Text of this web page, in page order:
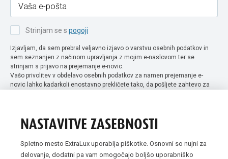
Strinjam se s pogoji
Izjavljam, da sem prebral veljavno izjavo o varstvu osebnih podatkov in
sem seznanjen z načinom upravljanja z mojim e-naslovom ter se
strinjam s prijavo na prejemanje e-novic.
Vašo privolitev v obdelavo osebnih podatkov za namen prejemanje e-
novic lahko kadarkoli enostavno prekličete tako, da pošljete zahtevo za
NASTAVITVE ZASEBNOSTI
Spletno mesto ExtraLux uporablja piškotke. Osnovni so nujni za
delovanje, dodatni pa vam omogočajo boljšo uporabniško